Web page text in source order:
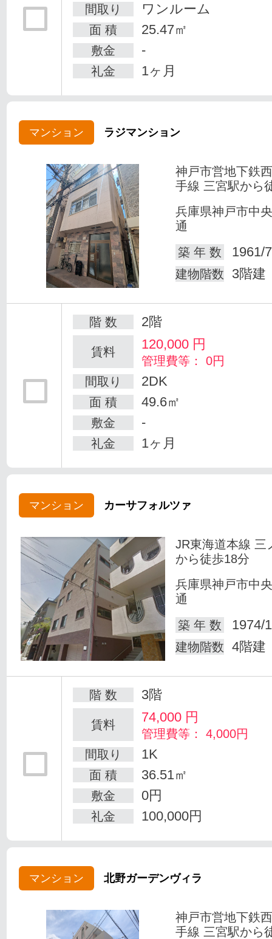
間取り
ワンルーム
面 積 25.47㎡
敷金 -
礼金 1ヶ月
マンション ラジマンション
神戸市営地下鉄
手線 三宮駅から
兵庫県神戸市中
通
築 年 数
1961/
建物階数 3階建
階 数 2階
賃料 120,000 円
管理費等： 0円
間取り
2DK
面 積 49.6㎡
敷金 -
礼金 1ヶ月
マンション カーサフォルツァ
JR東海道本線 三
から徒歩18分
兵庫県神戸市中
通
築 年 数
1974/
建物階数 4階建
階 数 3階
賃料 74,000 円
管理費等： 4,000円
間取り
1K
面 積 36.51㎡
敷金 0円
礼金 100,000円
マンション 北野ガーデンヴィラ
神戸市営地下鉄
手線 三宮駅から